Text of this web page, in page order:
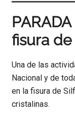
fisura
Una de las
Nacional y de
en la fisura de
cristalinas.